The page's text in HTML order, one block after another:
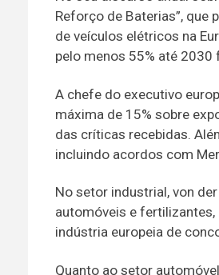
Reforço de Baterias”, que
de veículos elétricos na
pelo menos 55% até 2030
A chefe do executivo
máxima de 15% sobre
das críticas recebidas.
incluindo acordos com
No setor industrial, von
automóveis e
indústria europeia de
Quanto ao setor